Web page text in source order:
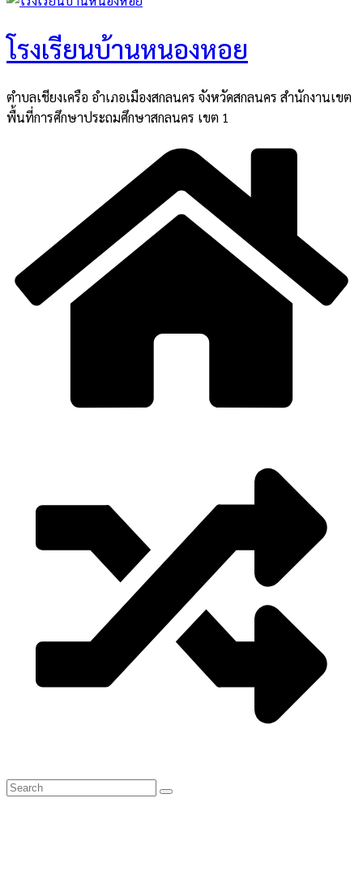
โรงเรียนบ้านหนองหอย
ตำบลเชียงเครือ อำเภอเมืองสกลนคร จังหวัดสกลนคร สำนักงานเขต
พื้นที่การศึกษาประถมศึกษาสกลนคร เขต 1